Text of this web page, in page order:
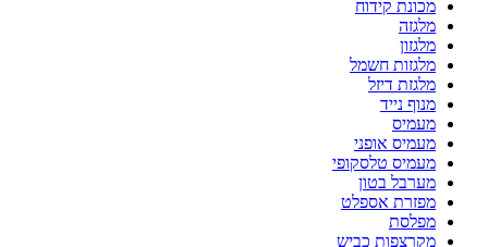
מכונת קידוח
מלגזה
מלגזון
מלגזות חשמל
מלגזת דיזל
מנוף נייד
מעמיס
מעמיס אופני
מעמיס טלסקופי
מערבל בטון
מפזרת אספלט
מפלסת
מקרצפות כביש